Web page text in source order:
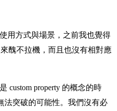
用方式與場景，之前我也覺得
醜不拉機，而且也沒有相對應
custom property 的概念的時
法突破的可能性。我們沒有必